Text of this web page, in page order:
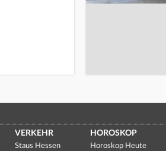
VERKEHR
Staus Hessen
HOROSKOP
Horoskop Heute